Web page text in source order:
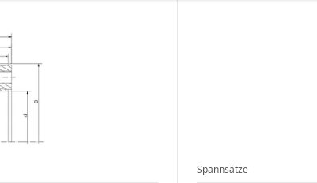
Spannsätze